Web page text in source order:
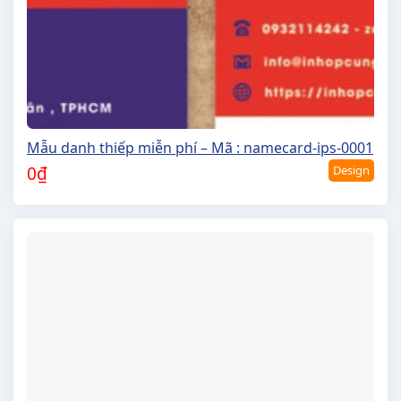
Design
Mẫu danh thiếp miễn phí – Mã : namecard-ips-0001
0₫